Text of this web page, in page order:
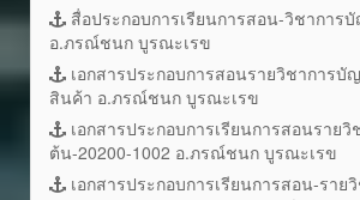
สื่อประกอบการเรียนการสอน-วิชาการ
อ.ภรณ์ชนก บูรณะเรข
เอกสารประกอบการสอนรายวิชาการ
สินค้า อ.ภรณ์ชนก บูรณะเรข
เอกสารประกอบการเรียนการสอนราย
ต้น-20200-1002 อ.ภรณ์ชนก บูรณะเรข
เอกสารประกอบการเรียนการสอน-ราย